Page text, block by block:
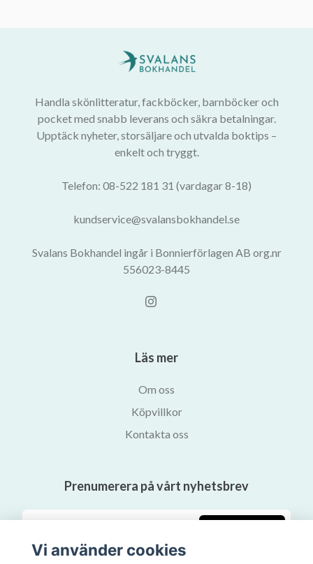
Handla skönlitteratur, fackböcker, barnböcker och
pocket med snabb leverans och säkra betalningar.
Upptäck nyheter, storsäljare och utvalda boktips –
enkelt och tryggt.
Telefon: 08-522 181 31 (vardagar 8-18)
kundservice@svalansbokhandel.se
Svalans Bokhandel ingår i Bonnierförlagen AB org.nr
556023-8445
Läs mer
Om oss
Köpvillkor
Kontakta oss
Prenumerera på vårt nyhetsbrev
Vi använder cookies